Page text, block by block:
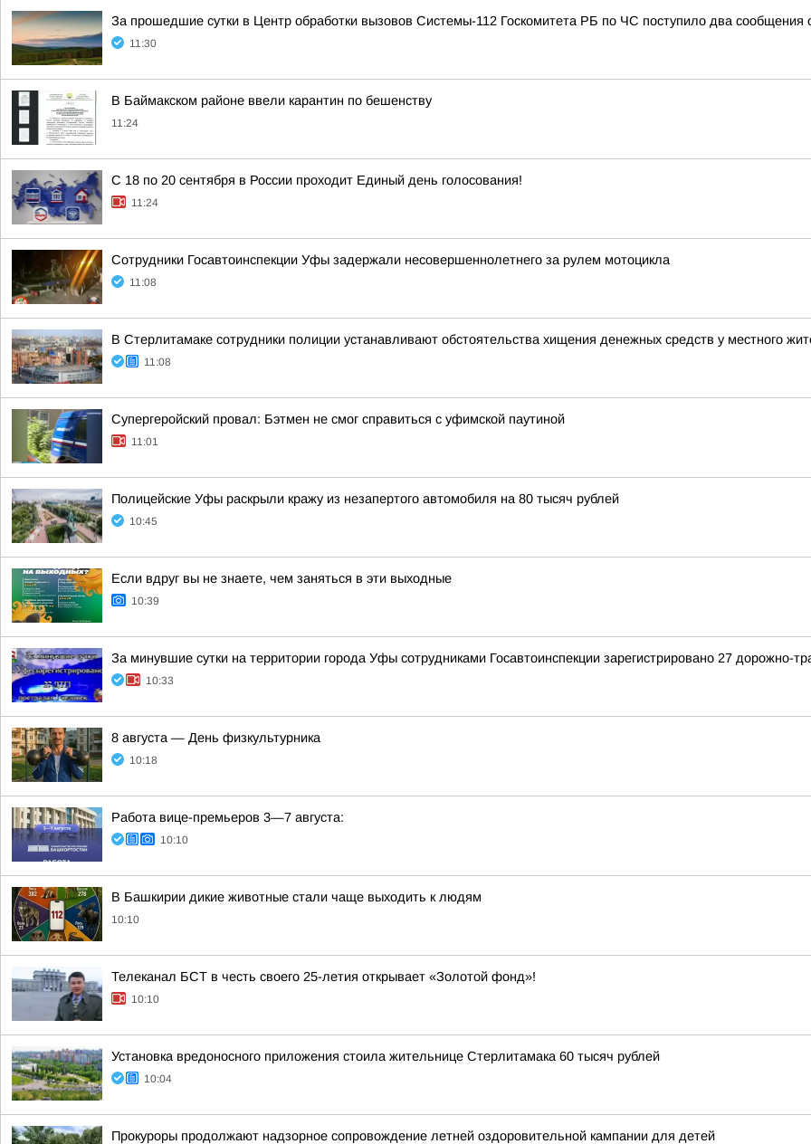
За прошедшие сутки в Центр обработки вызовов Системы-112 Госкомитета РБ по ЧС поступило два сообщения
11:30
В Баймакском районе ввели карантин по бешенству
11:24
С 18 по 20 сентября в России проходит Единый день голосования!
11:24
Сотрудники Госавтоинспекции Уфы задержали несовершеннолетнего за рулем мотоцикла
11:08
В Стерлитамаке сотрудники полиции устанавливают обстоятельства хищения денежных средств у местного
11:08
Супергеройский провал: Бэтмен не смог справиться с уфимской паутиной
11:01
Полицейские Уфы раскрыли кражу из незапертого автомобиля на 80 тысяч рублей
10:45
Если вдруг вы не знаете, чем заняться в эти выходные
10:39
За минувшие сутки на территории города Уфы сотрудниками Госавтоинспекции зарегистрировано 27 дорожно-
10:33
8 августа — День физкультурника
10:18
Работа вице-премьеров 3—7 августа:
10:10
В Башкирии дикие животные стали чаще выходить к людям
10:10
Телеканал БСТ в честь своего 25-летия открывает «Золотой фонд»!
10:10
Установка вредоносного приложения стоила жительнице Стерлитамака 60 тысяч рублей
10:04
Прокуроры продолжают надзорное сопровождение летней оздоровительной кампании для детей